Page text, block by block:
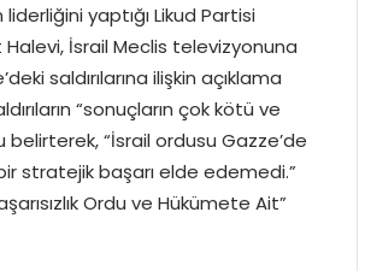
yaptığı Likud Partisi
İsrail Meclis televizyonuna
saldırılarına ilişkin açıklama
“sonuçların çok kötü ve
belirterek, “İsrail ordusu Gazze’de
stratejik başarı elde edemedi.”
Ordu ve Hükümete Ait”